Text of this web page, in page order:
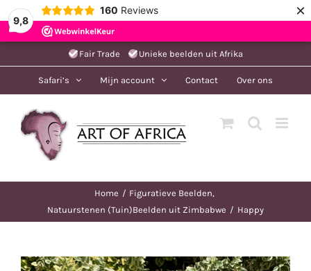
9,8
160 Reviews ×
naar
Fair Trade Unieke beelden uit Afrika
Safari’s Mijn account Contact Over ons
Home
Figuratieve Beelden
Natuurstenen (Tuin)Beelden uit Zimbabwe
Happy